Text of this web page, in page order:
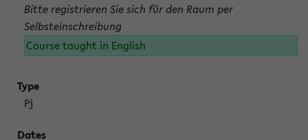
Bitte registrieren Sie sich für den Raum per
Selbsteinschreibung
Course taught in English
Pj